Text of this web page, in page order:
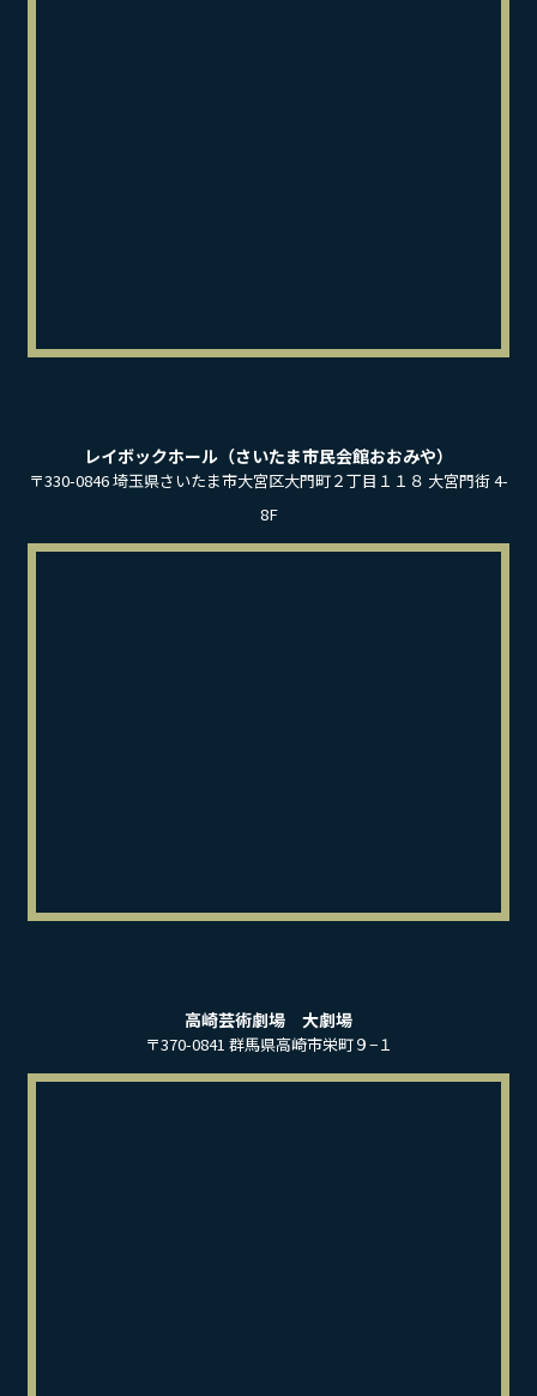
レイボックホール（さいたま市民会館おおみや）
〒330-0846 埼玉県さいたま市大宮区大門町２丁目１１８ 大宮門街 4-
8F
高崎芸術劇場 大劇場
〒370-0841 群馬県高崎市栄町９−１